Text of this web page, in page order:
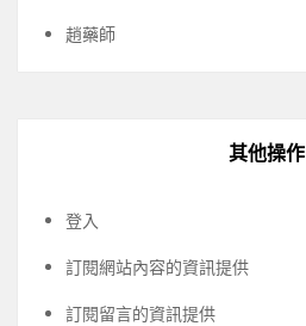
趙藥師
其他操作
登入
訂閱網站內容的資訊提供
訂閱留言的資訊提供